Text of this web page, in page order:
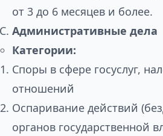
от 3 до 6 месяцев и более.
Административные дела
Категории:
Споры в сфере госуслуг,
отношений
Оспаривание действий
органов государственной